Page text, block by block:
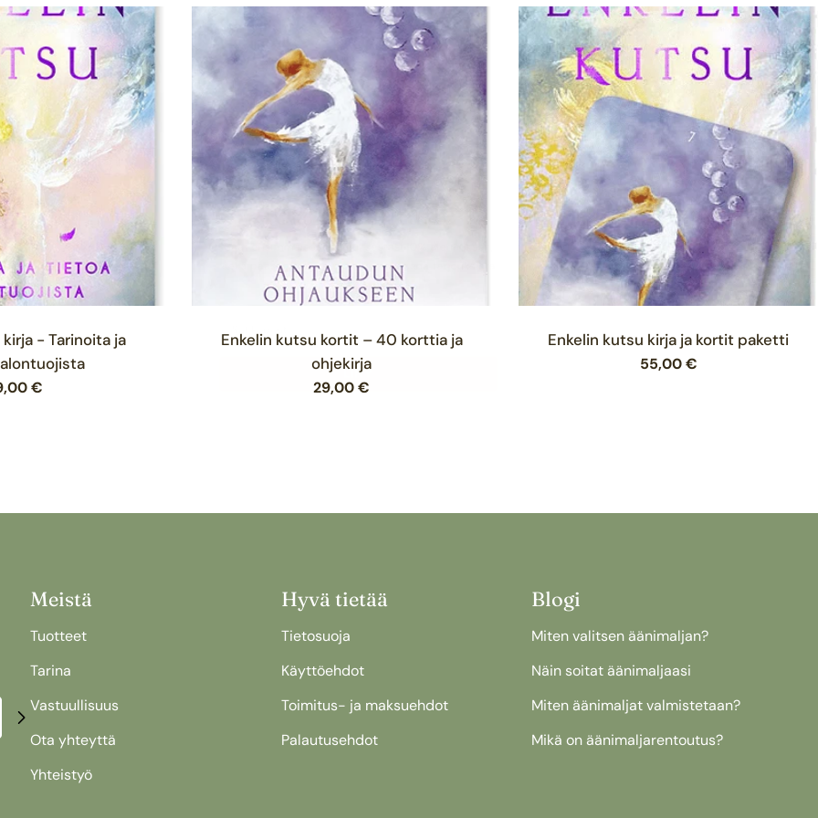
- Tarinoita ja
€
Enkelin kutsu kortit – 40 korttia ja
ohjekirja
Normaalihinta
29,00 €
Enkelin kutsu kirja ja kortit paketti
Normaalihinta
55,00 €
Meistä
Tuotteet
Tarina
Vastuullisuus
Ota yhteyttä
Yhteistyö
Hyvä tietää
Tietosuoja
Käyttöehdot
Toimitus- ja maksuehdot
Palautusehdot
Blogi
Miten valitsen äänimaljan?
Näin soitat äänimaljaasi
Miten äänimaljat valmistetaan?
Mikä on äänimaljarentoutus?
10% ale sinulle
Saat ensimmäisestä tilauksestasi 10% alennuksen,
sekä pääset kuulemaan ensimmäisenä tarjouksista
ja uutisista